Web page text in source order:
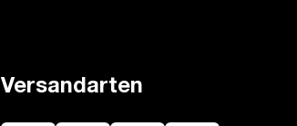
Versandarten